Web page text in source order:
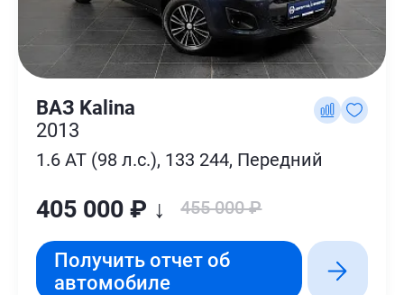
ВАЗ Kalina
2013
1.6 AT (98 л.с.), 133 244, Передний
405 000 ₽ ↓ 455 000 ₽
Получить отчет об
автомобиле